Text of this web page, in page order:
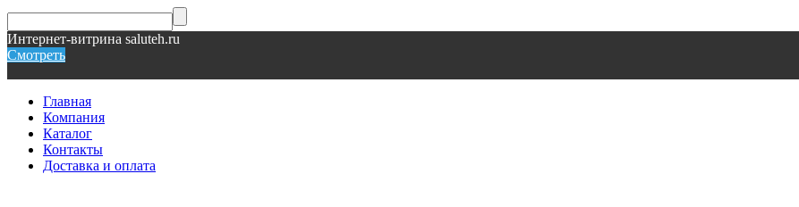
Интернет-витрина saluteh.ru
Смотреть
Главная
Компания
Каталог
Контакты
Доставка и оплата